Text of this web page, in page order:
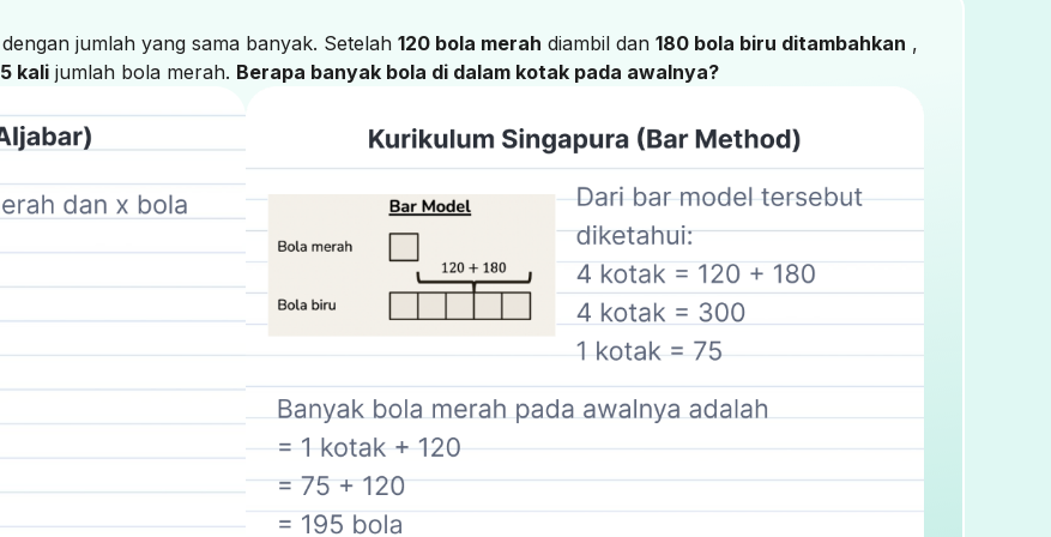
dengan jumlah yang sama banyak. Setelah 120 bola merah diambil dan 180 bola biru ditambahkan ,
5 kali jumlah bola merah. Berapa banyak bola di dalam kotak pada awalnya?